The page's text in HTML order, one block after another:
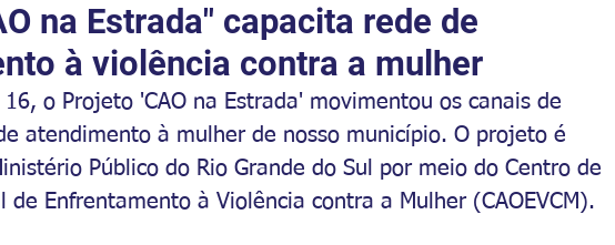
na Estrada" capacita rede de
à violência contra a mulher
o Projeto 'CAO na Estrada' movimentou os canais de
atendimento à mulher de nosso município. O projeto é
Público do Rio Grande do Sul por meio do Centro de
de Enfrentamento à Violência contra a Mulher (CAOEVCM).